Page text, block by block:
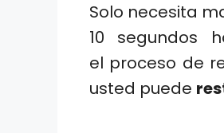
Solo necesita
10 segundos
el proceso de
usted puede